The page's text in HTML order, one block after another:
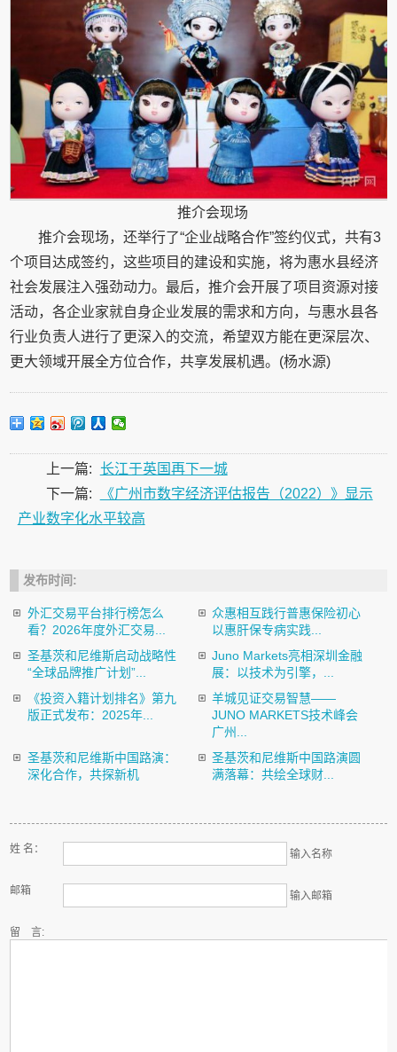
推介会现场
推介会现场，还举行了“企业战略合作”签约仪式，共有3
个项目达成签约，这些项目的建设和实施，将为惠水县经济
社会发展注入强劲动力。最后，推介会开展了项目资源对接
活动，各企业家就自身企业发展的需求和方向，与惠水县各
行业负责人进行了更深入的交流，希望双方能在更深层次、
更大领域开展全方位合作，共享发展机遇。(杨水源)
上一篇: 长江于英国再下一城
下一篇:
《广州市数字经济评估报告（2022）》显示
产业数字化水平较高
发布时间:
外汇交易平台排行榜怎么
看？2026年度外汇交易...
众惠相互践行普惠保险初心
以惠肝保专病实践...
圣基茨和尼维斯启动战略性
“全球品牌推广计划”...
Juno Markets亮相深圳金融
展：以技术为引擎，...
《投资入籍计划排名》第九
版正式发布：2025年...
羊城见证交易智慧——
JUNO MARKETS技术峰会
广州...
圣基茨和尼维斯中国路演：
深化合作，共探新机
圣基茨和尼维斯中国路演圆
满落幕：共绘全球财...
姓 名： 输入名称
邮箱 输入邮箱
留 言: